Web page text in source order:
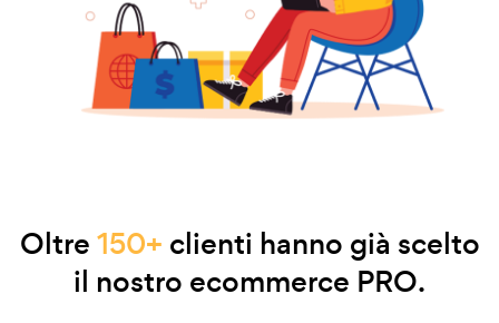
Oltre150+ clienti hanno già scelto
il nostro ecommerce PRO.